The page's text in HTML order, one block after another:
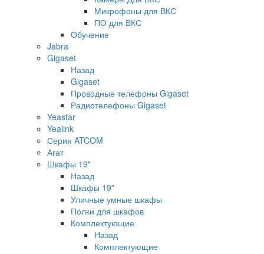
Микрофоны для ВКС
ПО для ВКС
Обучение
Jabra
Gigaset
Назад
Gigaset
Проводные телефоны Gigaset
Радиотелефоны Gigaset
Yeastar
Yealink
Серия ATCOM
Агат
Шкафы 19"
Назад
Шкафы 19"
Уличные умные шкафы
Полки для шкафов
Комплектующие
Назад
Комплектующие